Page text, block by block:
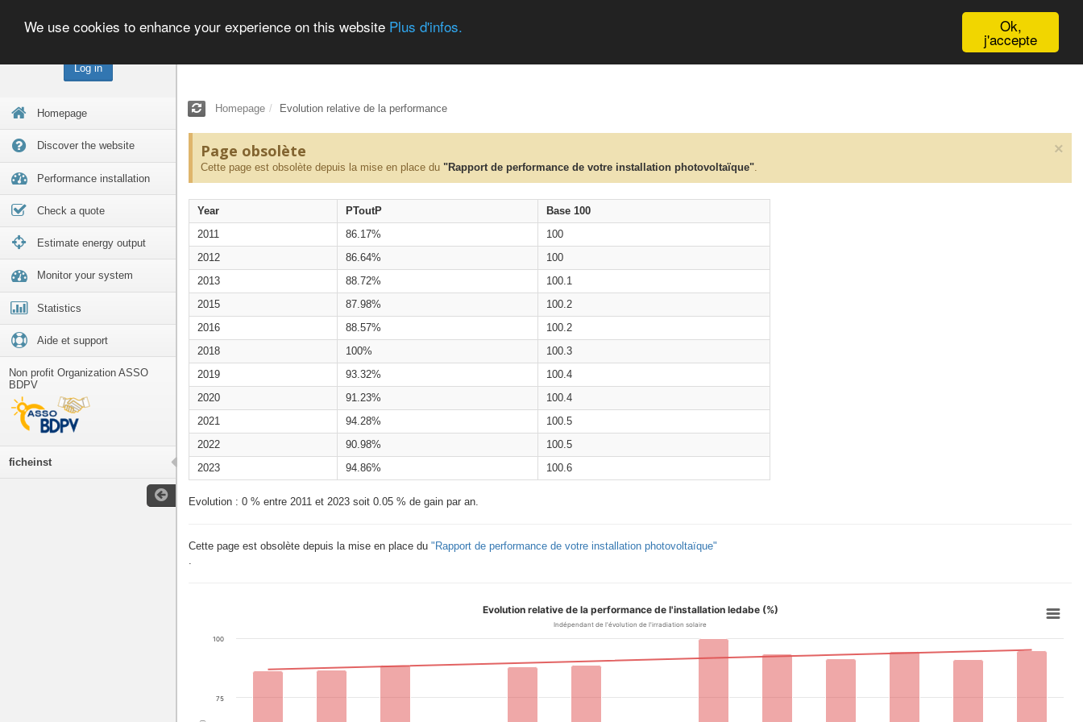
Log in
Homepage
Discover the website
Performance installation
Check a quote
Estimate energy output
Monitor your system
Statistics
Aide et support
Non profit Organization ASSO
BDPV
ficheinst
Ok,
j'accepte
We use cookies to enhance your experience on this website Plus d'infos.
Homepage Evolution relative de la performance
×
Page obsolète
Cette page est obsolète depuis la mise en place du "Rapport de performance de votre installation photovoltaïque".
Year PToutP
Base 100
2011
86.17%
100
2012
86.64%
100
2013
88.72%
100.1
2015
87.98%
100.2
2016
88.57%
100.2
2018
100%
100.3
2019
93.32%
100.4
2020
91.23%
100.4
2021
94.28%
100.5
2022
90.98%
100.5
2023
94.86% 100.6
Evolution : 0 % entre 2011 et 2023 soit 0.05 % de gain par an.
Cette page est obsolète depuis la mise en place du "Rapport de performance de votre installation photovoltaïque"
.
Evolution relative de la performance de l'installation ledabe (%)
Indépendant de l'évolution de l'irradiation solaire
75
100